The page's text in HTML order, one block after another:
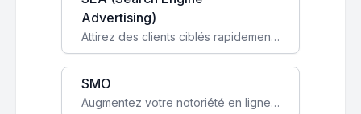
Advertising)
Attirez des clients ciblés rapidement avec des campagnes publicitaires payantes optimisées pour vos objectifs.
SMO
Augmentez votre notoriété en ligne et stimulez la croissance de votre entreprise grâce à une stratégie sociale sur mesure.